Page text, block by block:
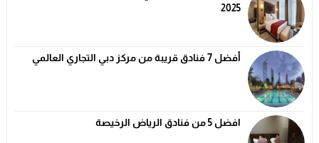
2025
أفضل 7 فنادق قريبة من مركز دبي التجاري العالمي
افضل 5 من فنادق الرياض الرخيصة